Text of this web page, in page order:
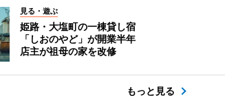
見る・遊ぶ
姫路・大塩町の一棟貸し宿
「しおのやど」が開業半年
店主が祖母の家を改修
もっと見る